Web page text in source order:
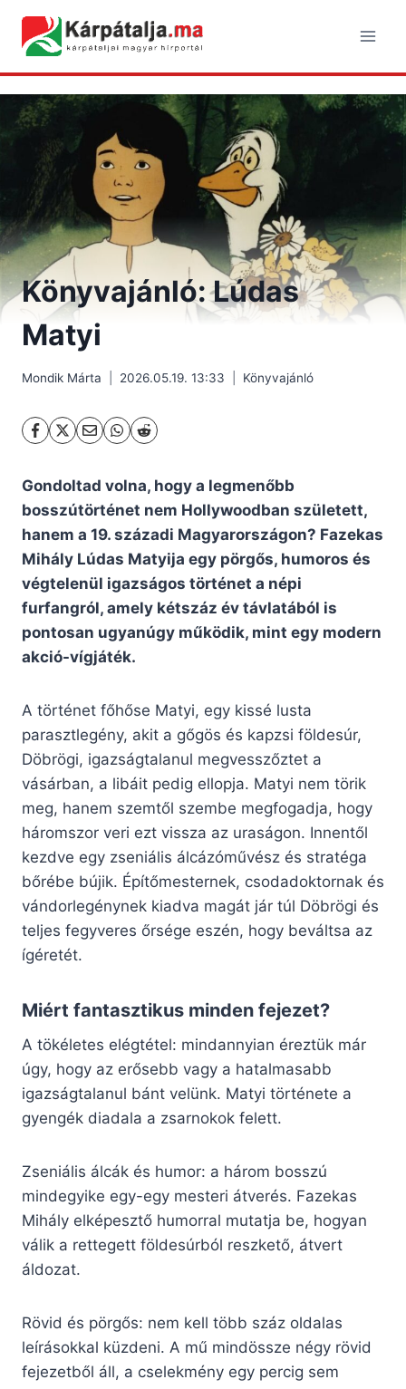
content
Könyvajánló: Lúdas
Matyi
Mondik Márta 2026.05.19. 13:33 Könyvajánló
Gondoltad volna, hogy a legmenőbb
bosszútörténet nem Hollywoodban született,
hanem a 19. századi Magyarországon? Fazekas
Mihály Lúdas Matyija egy pörgős, humoros és
végtelenül igazságos történet a népi
furfangról, amely kétszáz év távlatából is
pontosan ugyanúgy működik, mint egy modern
akció-vígjáték.
A történet főhőse Matyi, egy kissé lusta
parasztlegény, akit a gőgös és kapzsi földesúr,
Döbrögi, igazságtalanul megvesszőztet a
vásárban, a libáit pedig ellopja. Matyi nem törik
meg, hanem szemtől szembe megfogadja, hogy
háromszor veri ezt vissza az uraságon. Innentől
kezdve egy zseniális álcázóművész és stratéga
bőrébe bújik. Építőmesternek, csodadoktornak és
vándorlegénynek kiadva magát jár túl Döbrögi és
teljes fegyveres őrsége eszén, hogy beváltsa az
ígéretét.
Miért fantasztikus minden fejezet?
A tökéletes elégtétel: mindannyian éreztük már
úgy, hogy az erősebb vagy a hatalmasabb
igazságtalanul bánt velünk. Matyi története a
gyengék diadala a zsarnokok felett.
Zseniális álcák és humor: a három bosszú
mindegyike egy-egy mesteri átverés. Fazekas
Mihály elképesztő humorral mutatja be, hogyan
válik a rettegett földesúrból reszkető, átvert
áldozat.
Rövid és pörgős: nem kell több száz oldalas
leírásokkal küzdeni. A mű mindössze négy rövid
fejezetből áll, a cselekmény egy percig sem